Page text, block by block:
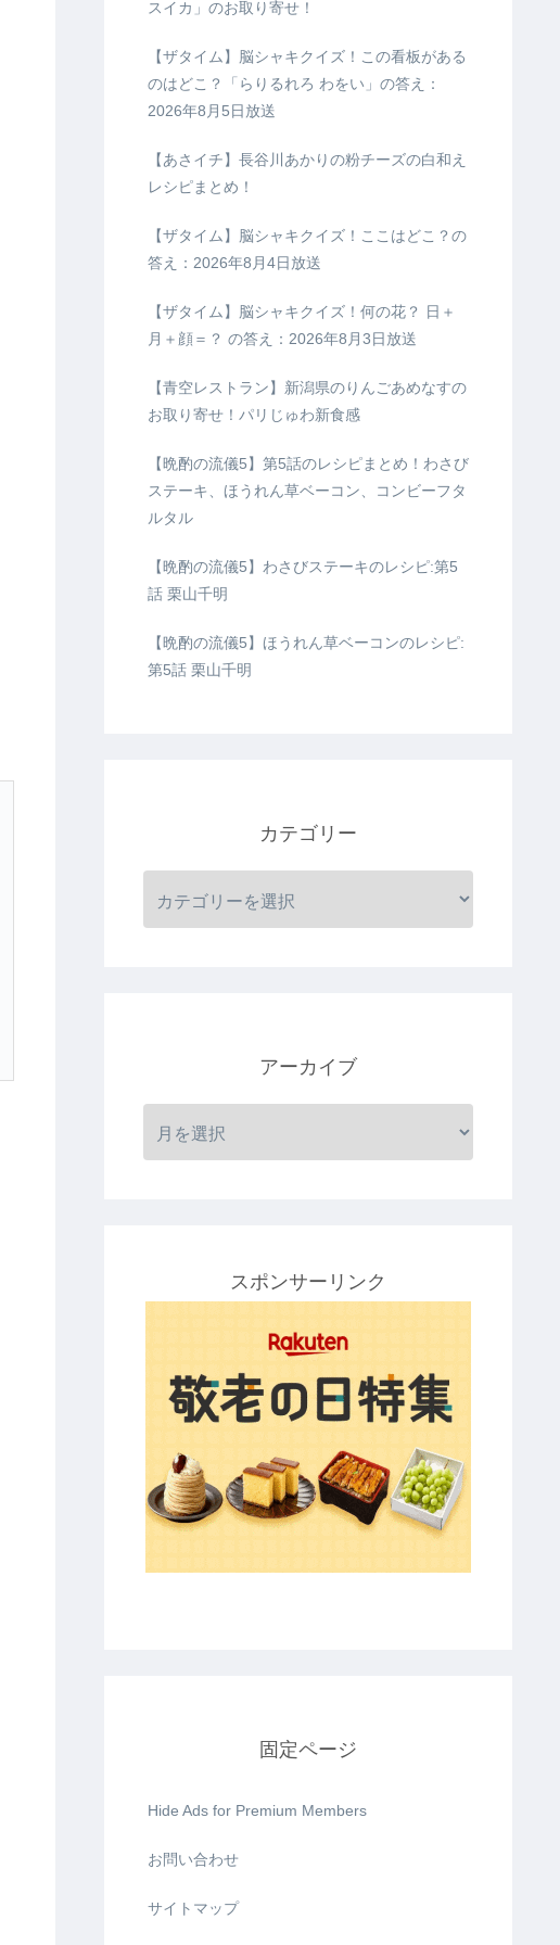
スイカ」のお取り寄せ！
【ザタイム】脳シャキクイズ！この看板がある
のはどこ？「らりるれろ わをい」の答え：
2026年8月5日放送
【あさイチ】長谷川あかりの粉チーズの白和え
レシピまとめ！
【ザタイム】脳シャキクイズ！ここはどこ？の
答え：2026年8月4日放送
【ザタイム】脳シャキクイズ！何の花？ 日＋
月＋顔＝？ の答え：2026年8月3日放送
【青空レストラン】新潟県のりんごあめなすの
お取り寄せ！パリじゅわ新食感
【晩酌の流儀5】第5話のレシピまとめ！わさび
ステーキ、ほうれん草ベーコン、コンビーフタ
ルタル
【晩酌の流儀5】わさびステーキのレシピ:第5
話 栗山千明
【晩酌の流儀5】ほうれん草ベーコンのレシピ:
第5話 栗山千明
カテゴリー
アーカイブ
スポンサーリンク
固定ページ
Hide Ads for Premium Members
お問い合わせ
サイトマップ